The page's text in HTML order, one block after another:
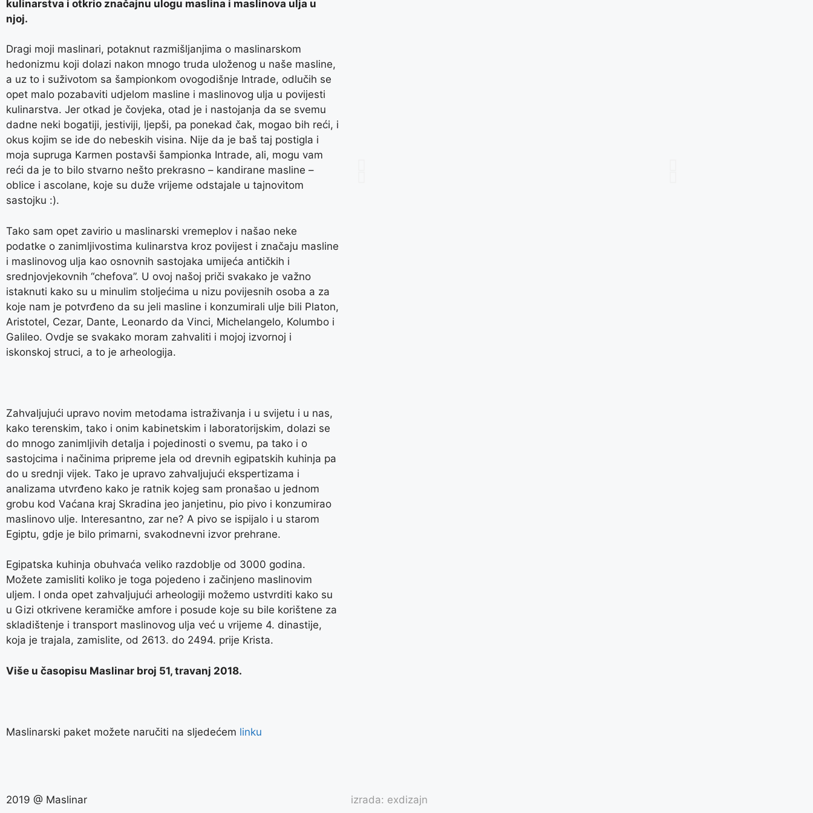
kulinarstva i otkrio značajnu ulogu maslina i maslinova ulja u
njoj.
Dragi moji maslinari, potaknut razmišljanjima o maslinarskom
hedonizmu koji dolazi nakon mnogo truda uloženog u naše masline,
a uz to i suživotom sa šampionkom ovogodišnje Intrade, odlučih se
opet malo pozabaviti udjelom masline i maslinovog ulja u povijesti
kulinarstva. Jer otkad je čovjeka, otad je i nastojanja da se svemu
dadne neki bogatiji, jestiviji, ljepši, pa ponekad čak, mogao bih reći, i
okus kojim se ide do nebeskih visina. Nije da je baš taj postigla i
moja supruga Karmen postavši šampionka Intrade, ali, mogu vam
reći da je to bilo stvarno nešto prekrasno – kandirane masline –
oblice i ascolane, koje su duže vrijeme odstajale u tajnovitom
sastojku :).
Tako sam opet zavirio u maslinarski vremeplov i našao neke
podatke o zanimljivostima kulinarstva kroz povijest i značaju masline
i maslinovog ulja kao osnovnih sastojaka umijeća antičkih i
srednjovjekovnih “chefova”. U ovoj našoj priči svakako je važno
istaknuti kako su u minulim stoljećima u nizu povijesnih osoba a za
koje nam je potvrđeno da su jeli masline i konzumirali ulje bili Platon,
Aristotel, Cezar, Dante, Leonardo da Vinci, Michelangelo, Kolumbo i
Galileo. Ovdje se svakako moram zahvaliti i mojoj izvornoj i
iskonskoj struci, a to je arheologija.
Zahvaljujući upravo novim metodama istraživanja i u svijetu i u nas,
kako terenskim, tako i onim kabinetskim i laboratorijskim, dolazi se
do mnogo zanimljivih detalja i pojedinosti o svemu, pa tako i o
sastojcima i načinima pripreme jela od drevnih egipatskih kuhinja pa
do u srednji vijek. Tako je upravo zahvaljujući ekspertizama i
analizama utvrđeno kako je ratnik kojeg sam pronašao u jednom
grobu kod Vaćana kraj Skradina jeo janjetinu, pio pivo i konzumirao
maslinovo ulje. Interesantno, zar ne? A pivo se ispijalo i u starom
Egiptu, gdje je bilo primarni, svakodnevni izvor prehrane.
Egipatska kuhinja obuhvaća veliko razdoblje od 3000 godina.
Možete zamisliti koliko je toga pojedeno i začinjeno maslinovim
uljem. I onda opet zahvaljujući arheologiji možemo ustvrditi kako su
u Gizi otkrivene keramičke amfore i posude koje su bile korištene za
skladištenje i transport maslinovog ulja već u vrijeme 4. dinastije,
koja je trajala, zamislite, od 2613. do 2494. prije Krista.
Više u časopisu Maslinar broj 51, travanj 2018.
Maslinarski paket možete naručiti na sljedećem linku
2019 @ Maslinar izrada: exdizajn